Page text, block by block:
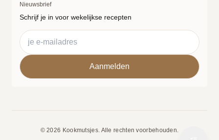
Nieuwsbrief
Schrijf je in voor wekelijkse recepten
© 2026 Kookmutsjes. Alle rechten voorbehouden.